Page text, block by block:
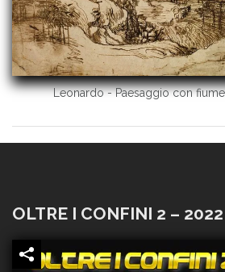
Leonardo - Paesaggio con
OLTRE I CONFINI 2 – 2022